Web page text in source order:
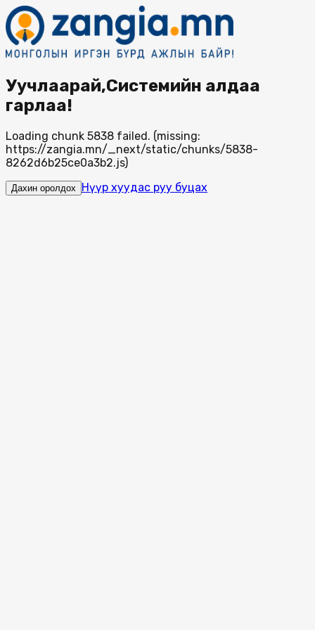
Уучлаарай,Системийн алдаа
гарлаа!
Loading chunk 5838 failed. (missing:
https://zangia.mn/_next/static/chunks/5838-
8262d6b25ce0a3b2.js)
Дахин оролдох Нүүр хуудас руу буцах